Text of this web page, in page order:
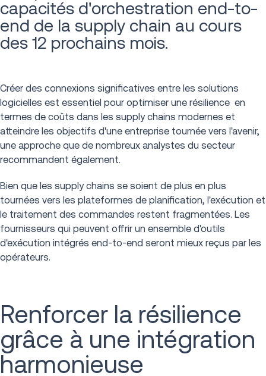
capacités d'orchestration end-to-
end de la supply chain au cours
des 12 prochains mois.
Créer des connexions significatives entre les solutions
logicielles est essentiel pour optimiser une résilience en
termes de coûts dans les supply chains modernes et
atteindre les objectifs d'une entreprise tournée vers l'avenir,
une approche que de nombreux analystes du secteur
recommandent également.
Bien que les supply chains se soient de plus en plus
tournées vers les plateformes de planification, l'exécution et
le traitement des commandes restent fragmentées. Les
fournisseurs qui peuvent offrir un ensemble d'outils
d'exécution intégrés end-to-end seront mieux reçus par les
opérateurs.
Renforcer la résilience
grâce à une intégration
harmonieuse